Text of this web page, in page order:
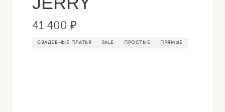
41 400 ₽
СВАДЕБНЫЕ ПЛАТЬЯ SALE ПРОСТЫЕ ПРЯМЫЕ